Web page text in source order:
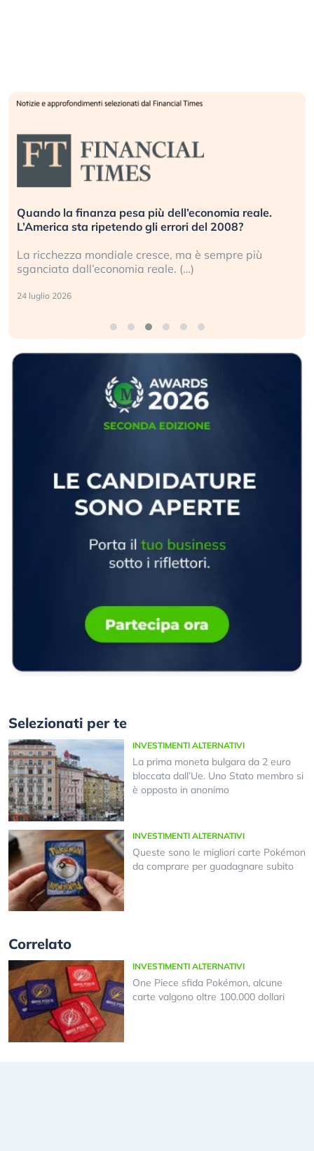
più dell’economia reale.
gli errori del 2008?
cresce, ma è sempre più
reale. (…)
Russia e Cina pronti
investitori stanno
Gli investitori tech
Selezionati per te
INVESTIMENTI ALTERNATIVI
La prima moneta bulgara da 2 euro
bloccata dall’Ue. Uno Stato membro si
è opposto in anonimo
INVESTIMENTI ALTERNATIVI
Queste sono le migliori carte Pokémon
da comprare per guadagnare subito
Correlato
INVESTIMENTI ALTERNATIVI
One Piece sfida Pokémon, alcune
carte valgono oltre 100.000 dollari